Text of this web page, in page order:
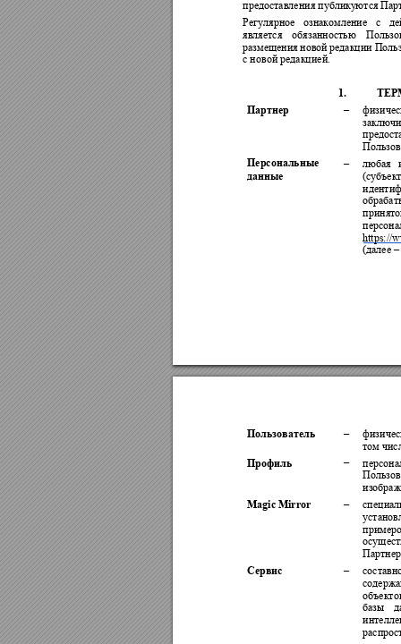
предоставления публикуются
Регулярное
ознакомление с
является
обязанностью
размещения новой редакции
с новой редакцией.
1.
Партнер
–
Персональные
данные
– любая
(с
https://
(далее –
Пользователь –
том
Профиль –
Magic Mirror –
Сервис –
базы